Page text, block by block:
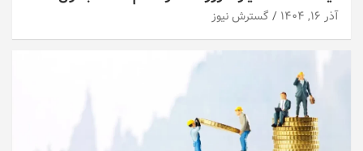
آذر ۱۶, ۱۴۰۴ گسترش نیوز